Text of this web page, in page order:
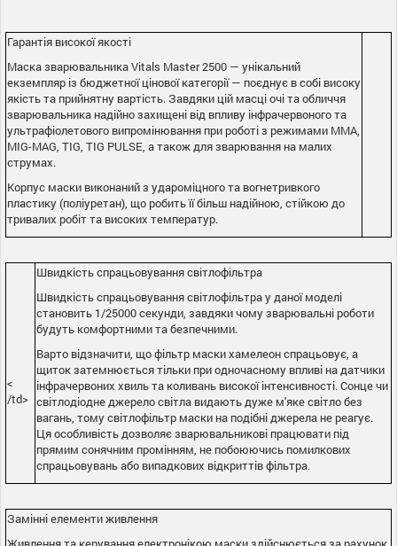
Гарантія високої якості
Маска зварювальника Vitals Master 2500 — унікальний
екземпляр із бюджетної цінової категорії — поєднує в собі високу
якість та прийнятну вартість. Завдяки цій масці очі та обличчя
зварювальника надійно захищені від впливу інфрачервоного та
ультрафіолетового випромінювання при роботі з режимами MMA,
MIG-MAG, TIG, TIG PULSE, а також для зварювання на малих
струмах.
Корпус маски виконаний з удароміцного та вогнетривкого
пластику (поліуретан), що робить її більш надійною, стійкою до
тривалих робіт та високих температур.
<
/td>
Швидкість спрацьовування світлофільтра
Швидкість спрацьовування світлофільтра у даної моделі
становить 1/25000 секунди, завдяки чому зварювальні роботи
будуть комфортними та безпечними.
Варто відзначити, що фільтр маски хамелеон спрацьовує, а
щиток затемнюється тільки при одночасному впливі на датчики
інфрачервоних хвиль та коливань високої інтенсивності. Сонце чи
світлодіодне джерело світла видають дуже м'яке світло без
вагань, тому світлофільтр маски на подібні джерела не реагує.
Ця особливість дозволяє зварювальникові працювати під
прямим сонячним промінням, не побоюючись помилкових
спрацьовувань або випадкових відкриттів фільтра.
Замінні елементи живлення